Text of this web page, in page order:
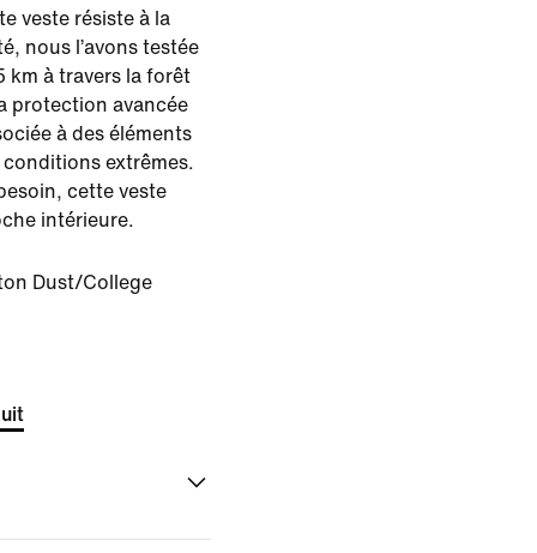
veste résiste à la
nous l’avons testée
km à travers la forêt
protection avancée
à des éléments
extrêmes.
cette veste
intérieure.
Dust/College